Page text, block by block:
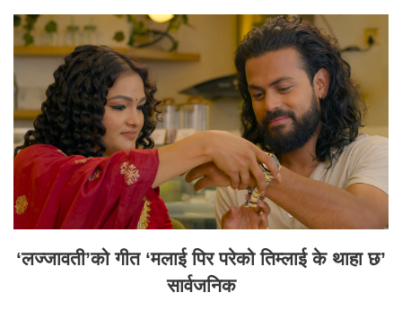
‘लज्जावती’को गीत ‘मलाई पिर परेको तिम्लाई के थाहा छ’
सार्वजनिक